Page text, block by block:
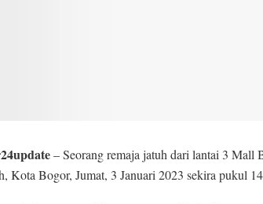
– Seorang remaja jatuh dari lantai 3
Kota Bogor, Jumat, 3 Januari 2023 sekira pukul